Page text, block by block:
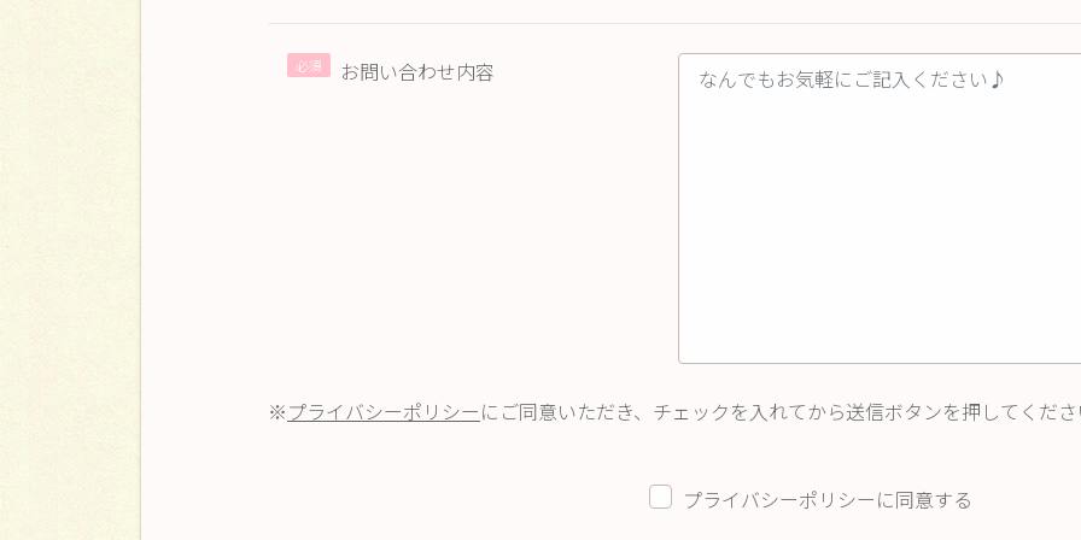
お問い合わせ内容
※プライバシーポリシーにご同意いただき、チェックを入れてから送信ボタンを押してくだ
プライバシーポリシーに同意する